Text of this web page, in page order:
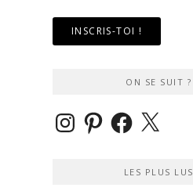
ON SE SUIT ?
InstagramPinterestFacebook
X
LES PLUS LUS